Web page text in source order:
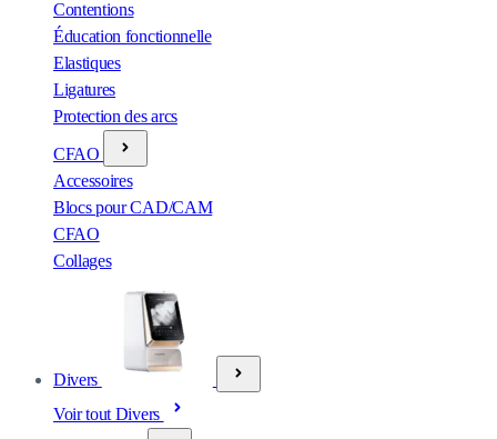
Contentions
Éducation fonctionnelle
Elastiques
Ligatures
Protection des arcs
CFAO
Accessoires
Blocs pour CAD/CAM
CFAO
Collages
Divers
Voir tout Divers